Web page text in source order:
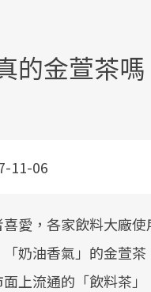
的金萱茶
11-06
愛，各家飲料大廠使
奶油香氣」的金萱茶
上流通的「飲料茶」
健康照護」的新時代
「健康台灣推動委員
的推進，「預防醫學
生活」，從講座、體
動你的健康革命！
過醫學觀點與日常感
亞健康的認知，進而
動。